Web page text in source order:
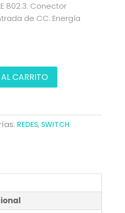
802.3. Conector
de CC. Energía
CARRITO
REDES, SWITCH